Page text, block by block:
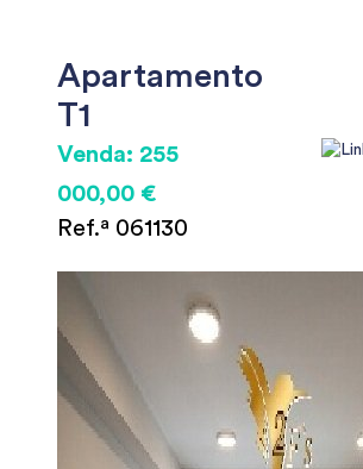
Apartamento
T1
Venda: 255
000,00 €
Ref.ª 061130